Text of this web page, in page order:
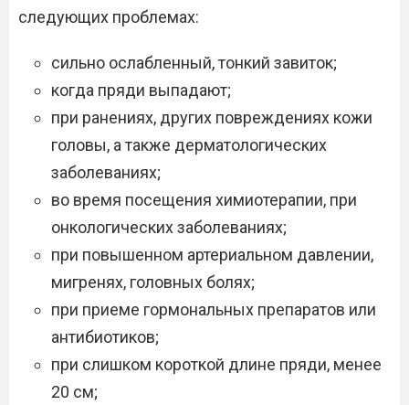
следующих проблемах:
сильно ослабленный, тонкий завиток;
когда пряди выпадают;
при ранениях, других повреждениях кожи
головы, а также дерматологических
заболеваниях;
во время посещения химиотерапии, при
онкологических заболеваниях;
при повышенном артериальном давлении,
мигренях, головных болях;
при приеме гормональных препаратов или
антибиотиков;
при слишком короткой длине пряди, менее
20 см;